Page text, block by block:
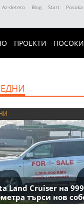
Az-deteto Blog Start Posoka
ПРОЕКТИ ПОСОКИ
Land Cruiser на
търси нов